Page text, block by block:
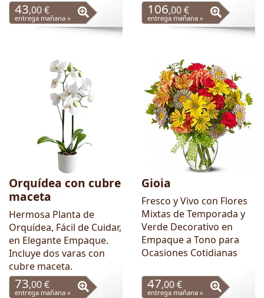
43,00 €
entrega mañana »
106,00 €
entrega mañana »
Orquídea con cubre
maceta
Hermosa Planta de
Orquídea, Fácil de Cuidar,
en Elegante Empaque.
Incluye dos varas con
cubre maceta.
73,00 €
entrega mañana »
Gioia
Fresco y Vivo con Flores
Mixtas de Temporada y
Verde Decorativo en
Empaque a Tono para
Ocasiones Cotidianas
47,00 €
entrega mañana »